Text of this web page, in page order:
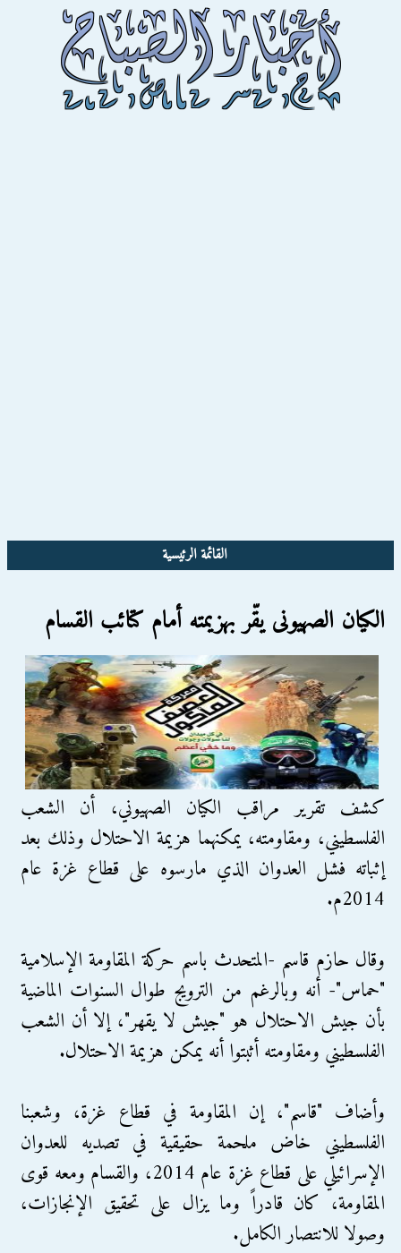
القائمة الرئيسية
الكيان الصهيونى يقّر بهزيمته أمام كتائب القسام
كشف تقرير مراقب الكيان الصهيوني، أن الشعب
الفلسطيني، ومقاومته، يمكنهما هزيمة الاحتلال وذلك بعد
إثباته فشل العدوان الذي مارسوه على قطاع غزة عام
2014م.
وقال حازم قاسم -المتحدث باسم حركة المقاومة الإسلامية
"حماس"- أنه وبالرغم من الترويج طوال السنوات الماضية
بأن جيش الاحتلال هو "جيش لا يقهر"، إلا أن الشعب
الفلسطيني ومقاومته أثبتوا أنه يمكن هزيمة الاحتلال.
وأضاف "قاسم"، إن المقاومة في قطاع غزة، وشعبنا
الفلسطيني خاض ملحمة حقيقية في تصديه للعدوان
الإسرائيلي على قطاع غزة عام 2014، والقسام ومعه قوى
المقاومة، كان قادراً وما يزال على تحقيق الإنجازات،
وصولا للانتصار الكامل.